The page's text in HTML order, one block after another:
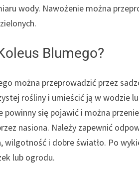
wody. Nawożenie można
Blumego?
można przeprowadzić przez
rośliny i umieścić ją w wodzie
się pojawić i można
nasiona. Należy zapewnić
i dobre światło. Po
lub ogrodu.